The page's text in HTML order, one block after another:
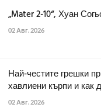
„Mater 2-10“, Хуан
02 Авг. 2026
Най-честите грешки
хавлиени кърпи и как
02 Авг. 2026